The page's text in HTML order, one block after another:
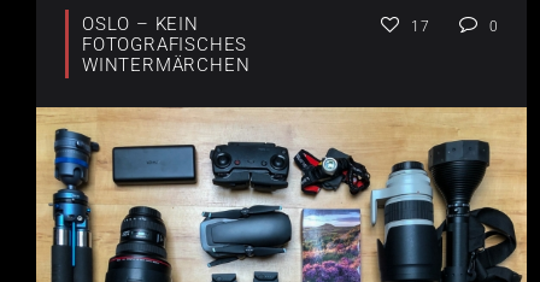
OSLO – KEIN
FOTOGRAFISCHES
WINTERMÄRCHEN
17 0